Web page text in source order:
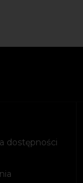
dostępności